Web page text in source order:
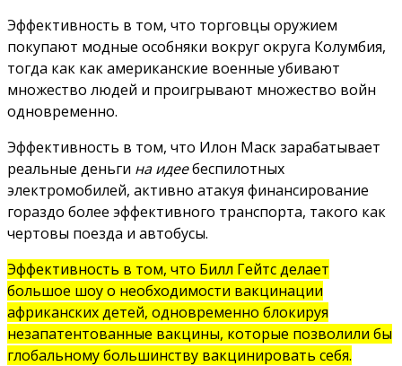
Эффективность в том, что торговцы оружием
покупают модные особняки вокруг округа Колумбия,
тогда как как американские военные убивают
множество людей и проигрывают множество войн
одновременно.
Эффективность в том, что Илон Маск зарабатывает
реальные деньги на идеебеспилотных
электромобилей, активно атакуя финансирование
гораздо более эффективного транспорта, такого как
чертовы поезда и автобусы.
Эффективность в том, что Билл Гейтс делает
большое шоу о необходимости вакцинации
африканских детей, одновременно блокируя
незапатентованные вакцины, которые позволили бы
глобальному большинству вакцинировать себя.